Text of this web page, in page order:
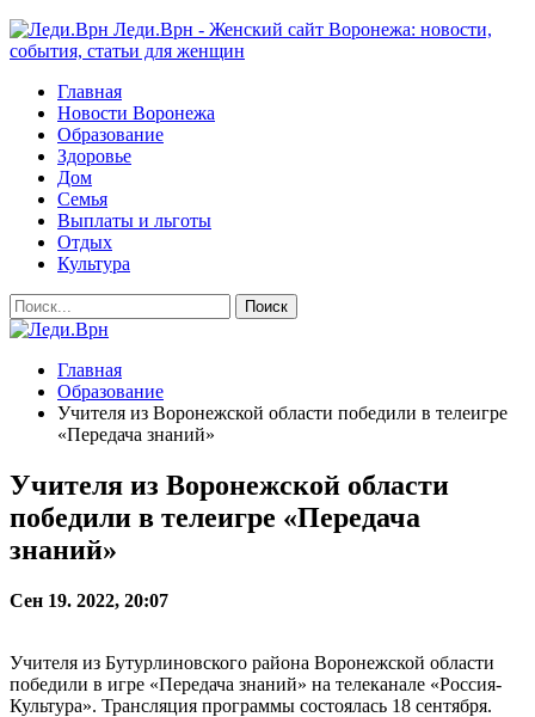
Леди.Врн - Женский сайт Воронежа: новости,
события, статьи для женщин
Главная
Новости Воронежа
Образование
Здоровье
Дом
Семья
Выплаты и льготы
Отдых
Культура
Главная
Образование
Учителя из Воронежской области победили в телеигре
«Передача знаний»
Учителя из Воронежской области
победили в телеигре «Передача
знаний»
Сен 19. 2022, 20:07
Учителя из Бутурлиновского района Воронежской области
победили в игре «Передача знаний» на телеканале «Россия-
Культура». Трансляция программы состоялась 18 сентября.